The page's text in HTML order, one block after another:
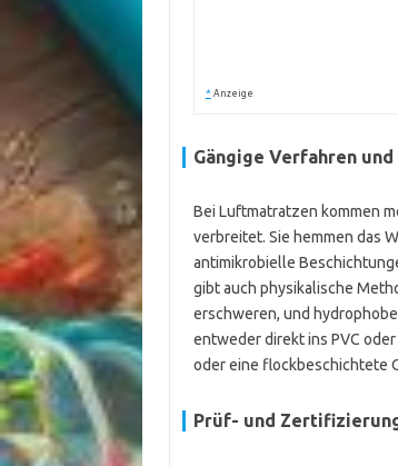
* Anzeige
Gängige Verfahren
Bei Luftmatratzen kommen
verbreitet. Sie hemmen das
antimikrobielle
gibt auch physikalische
erschweren, und
entweder direkt ins PVC
oder eine flockbeschichtete
Prüf- und